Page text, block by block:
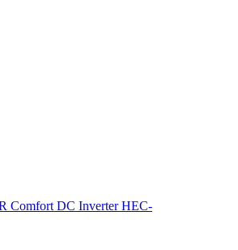
Comfort DC Inverter HEC-